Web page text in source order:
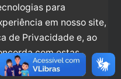
para
em nosso site,
de Privacidade e, ao
com estas